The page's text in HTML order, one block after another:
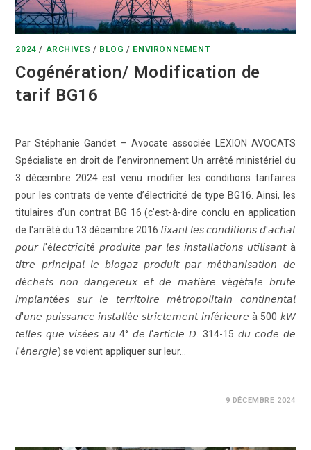
2024 / ARCHIVES / BLOG / ENVIRONNEMENT
Cogénération/ Modification de
tarif BG16
Par Stéphanie Gandet – Avocate associée LEXION AVOCATS
Spécialiste en droit de l’environnement Un arrêté ministériel du
3 décembre 2024 est venu modifier les conditions tarifaires
pour les contrats de vente d’électricité de type BG16. Ainsi, les
titulaires d'un contrat BG 16 (c’est-à-dire conclu en application
de l'arrêté du 13 décembre 2016 𝘧𝘪𝘹𝘢𝘯𝘵 𝘭𝘦𝘴 𝘤𝘰𝘯𝘥𝘪𝘵𝘪𝘰𝘯𝘴 𝘥'𝘢𝘤𝘩𝘢𝘵
𝘱𝘰𝘶𝘳 𝘭'é𝘭𝘦𝘤𝘵𝘳𝘪𝘤𝘪𝘵é 𝘱𝘳𝘰𝘥𝘶𝘪𝘵𝘦 𝘱𝘢𝘳 𝘭𝘦𝘴 𝘪𝘯𝘴𝘵𝘢𝘭𝘭𝘢𝘵𝘪𝘰𝘯𝘴 𝘶𝘵𝘪𝘭𝘪𝘴𝘢𝘯𝘵 à
𝘵𝘪𝘵𝘳𝘦 𝘱𝘳𝘪𝘯𝘤𝘪𝘱𝘢𝘭 𝘭𝘦 𝘣𝘪𝘰𝘨𝘢𝘻 𝘱𝘳𝘰𝘥𝘶𝘪𝘵 𝘱𝘢𝘳 𝘮é𝘵𝘩𝘢𝘯𝘪𝘴𝘢𝘵𝘪𝘰𝘯 𝘥𝘦
𝘥é𝘤𝘩𝘦𝘵𝘴 𝘯𝘰𝘯 𝘥𝘢𝘯𝘨𝘦𝘳𝘦𝘶𝘹 𝘦𝘵 𝘥𝘦 𝘮𝘢𝘵𝘪è𝘳𝘦 𝘷é𝘨é𝘵𝘢𝘭𝘦 𝘣𝘳𝘶𝘵𝘦
𝘪𝘮𝘱𝘭𝘢𝘯𝘵é𝘦𝘴 𝘴𝘶𝘳 𝘭𝘦 𝘵𝘦𝘳𝘳𝘪𝘵𝘰𝘪𝘳𝘦 𝘮é𝘵𝘳𝘰𝘱𝘰𝘭𝘪𝘵𝘢𝘪𝘯 𝘤𝘰𝘯𝘵𝘪𝘯𝘦𝘯𝘵𝘢𝘭
𝘥'𝘶𝘯𝘦 𝘱𝘶𝘪𝘴𝘴𝘢𝘯𝘤𝘦 𝘪𝘯𝘴𝘵𝘢𝘭𝘭é𝘦 𝘴𝘵𝘳𝘪𝘤𝘵𝘦𝘮𝘦𝘯𝘵 𝘪𝘯𝘧é𝘳𝘪𝘦𝘶𝘳𝘦 à 500 𝘬𝘞
𝘵𝘦𝘭𝘭𝘦𝘴 𝘲𝘶𝘦 𝘷𝘪𝘴é𝘦𝘴 𝘢𝘶 4° 𝘥𝘦 𝘭'𝘢𝘳𝘵𝘪𝘤𝘭𝘦 𝘋. 314-15 𝘥𝘶 𝘤𝘰𝘥𝘦 𝘥𝘦
𝘭'é𝘯𝘦𝘳𝘨𝘪𝘦) se voient appliquer sur leur…
9 DÉCEMBRE 2024